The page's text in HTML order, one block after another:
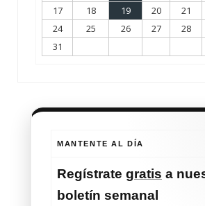
17
18 19 20 21
24
25 26 27 28
31
MANTENTE AL DÍA
Regístrate gratis a
boletín semanal